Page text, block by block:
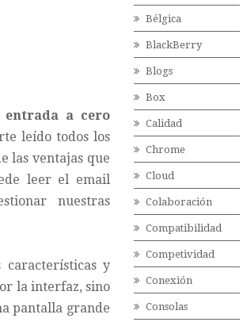
entrada a cero
leído todos los
las ventajas que
leer el email
nuestras
características y
la interfaz, sino
pantalla grande
Bélgica
BlackBerry
Blogs
Box
Calidad
Chrome
Cloud
Colaboración
Compatibilidad
Competividad
Conexión
Consolas